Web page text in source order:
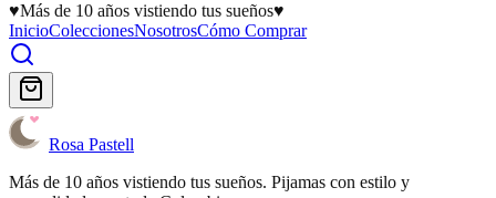
♥Más de 10 años vistiendo tus sueños♥
InicioColeccionesNosotrosCómo Comprar
Rosa Pastell
Más de 10 años vistiendo tus sueños. Pijamas con estilo y